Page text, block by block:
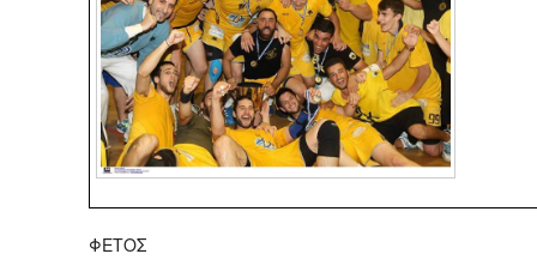
ΦΕΤΟΣ